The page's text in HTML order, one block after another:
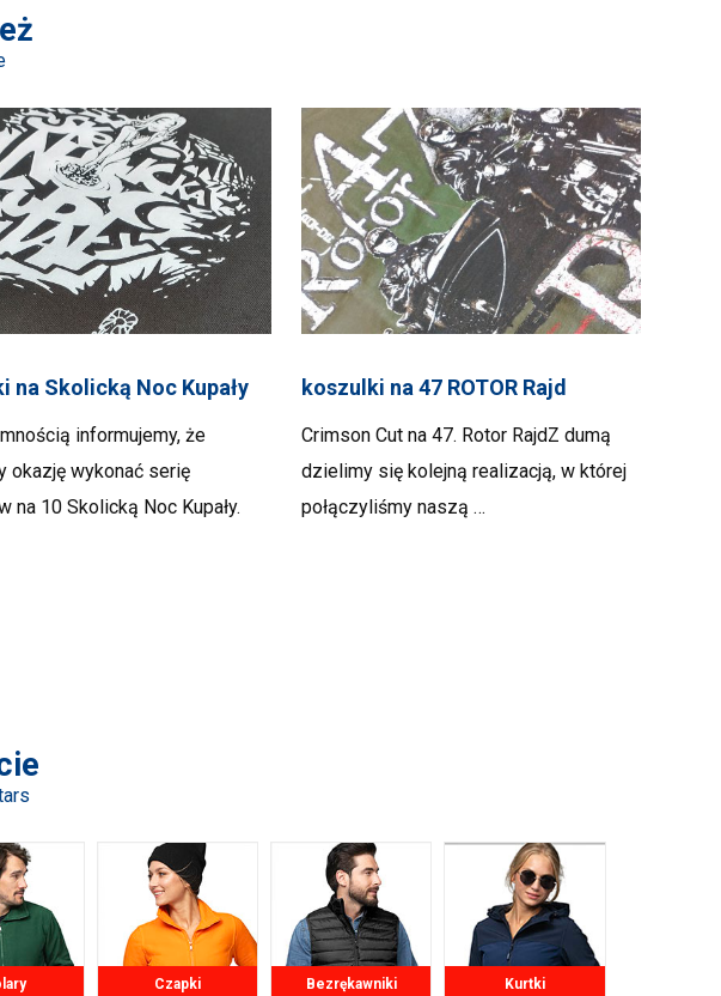
na Skolicką Noc Kupały
informujemy, że
okazję wykonać serię
na 10 Skolicką Noc Kupały.
koszulki na 47 ROTOR Rajd
Crimson Cut na 47. Rotor RajdZ dumą
dzielimy się kolejną realizacją, w której
połączyliśmy naszą …
Czapki Bezrękawniki Kurtki